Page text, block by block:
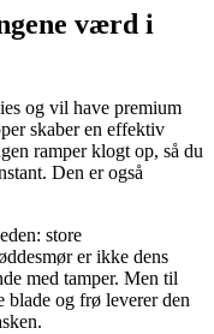
værd i
og vil have premium
skaber en effektiv
ramper klogt op, så du
Den er også
store
er ikke dens
med tamper. Men til
blade og frø leverer den